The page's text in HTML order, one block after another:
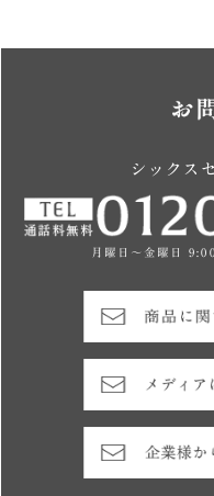
シックス
月曜日～金曜日